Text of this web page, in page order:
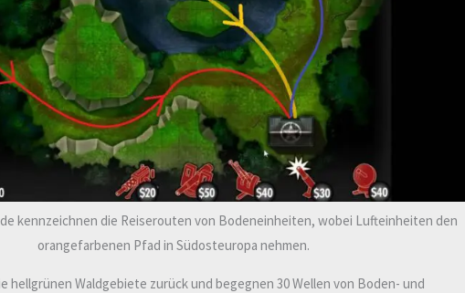
kennzeichnen die Reiserouten von Bodeneinheiten, wobei Lufteinheiten den
orangefarbenen Pfad in Südosteuropa nehmen.
hellgrünen Waldgebiete zurück und begegnen 30 Wellen von Boden- und